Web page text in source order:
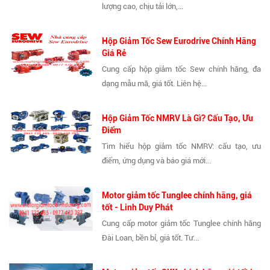
lượng cao, chịu tải lớn,...
Hộp Giảm Tốc Sew Eurodrive Chính Hãng
Giá Rẻ
Cung cấp hộp giảm tốc Sew chính hãng, đa
dạng mẫu mã, giá tốt. Liên hệ...
Hộp Giảm Tốc NMRV Là Gì? Cấu Tạo, Ưu
Điểm
Tìm hiểu hộp giảm tốc NMRV: cấu tạo, ưu
điểm, ứng dụng và báo giá mới...
Motor giảm tốc Tunglee chính hãng, giá
tốt - Linh Duy Phát
Cung cấp motor giảm tốc Tunglee chính hãng
Đài Loan, bền bỉ, giá tốt. Tư...